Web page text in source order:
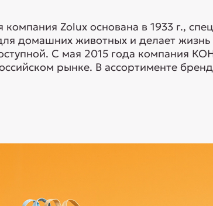
компания Zolux основана в 1933 г.,
домашних животных и делает
С мая 2015 года компания
рынке. В ассортименте